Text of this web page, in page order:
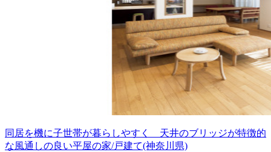
同居を機に子世帯が暮らしやすく 天井のブリッジが特徴的
な風通しの良い平屋の家/戸建て(神奈川県)